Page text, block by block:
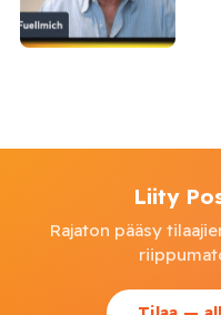
Liity
Rajaton pääsy